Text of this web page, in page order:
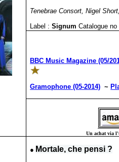
Tenebrae Consort, Nigel
Label : SignumCatalogue no
BBC Music Magazine (05/
Gramophone (05-2014) ~
Un achat via
● Mortale, che pensi ?